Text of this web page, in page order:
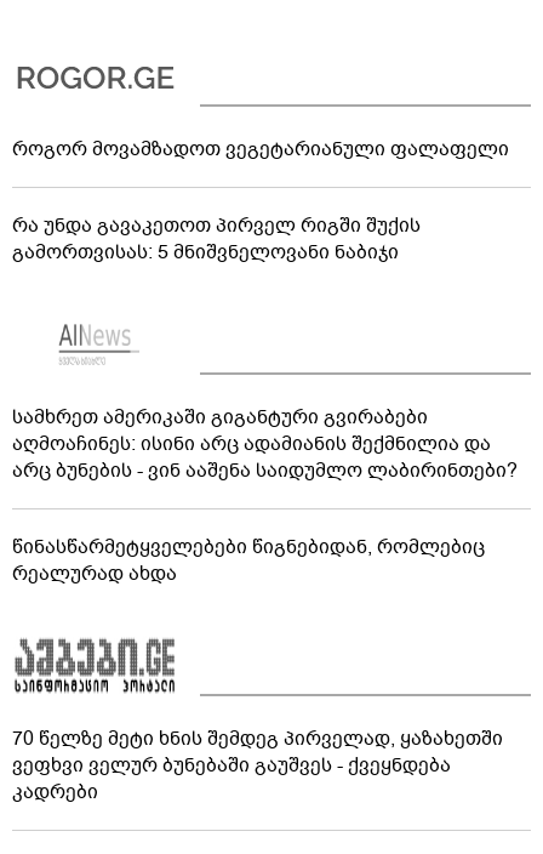
როგორ მოვამზადოთ ვეგეტარიანული ფალაფელი
რა უნდა გავაკეთოთ პირველ რიგში შუქის
გამორთვისას: 5 მნიშვნელოვანი ნაბიჯი
სამხრეთ ამერიკაში გიგანტური გვირაბები
აღმოაჩინეს: ისინი არც ადამიანის შექმნილია და
არც ბუნების - ვინ ააშენა საიდუმლო ლაბირინთები?
წინასწარმეტყველებები წიგნებიდან, რომლებიც
რეალურად ახდა
70 წელზე მეტი ხნის შემდეგ პირველად, ყაზახეთში
ვეფხვი ველურ ბუნებაში გაუშვეს - ქვეყნდება
კადრები